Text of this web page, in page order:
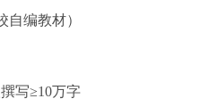
自编教材）
写≥10万字